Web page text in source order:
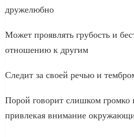
дружелюбно
Может проявлять грубость и
отношению к другим
Следит за своей речью и
Порой говорит слишком громко
привлекая внимание